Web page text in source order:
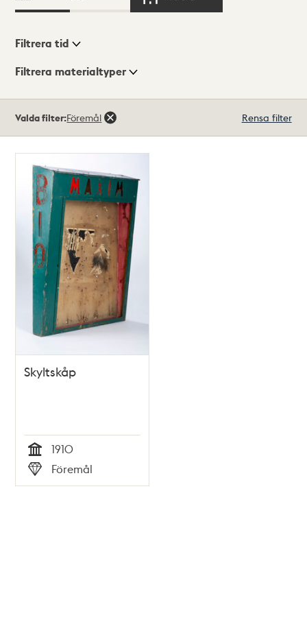
Visningsläge
Filtrera tid
Filtrera materialtyper
träffar
Valda filter:Föremål Rensa filter
Skyltskåp
Tid
1910
Typ
Föremål